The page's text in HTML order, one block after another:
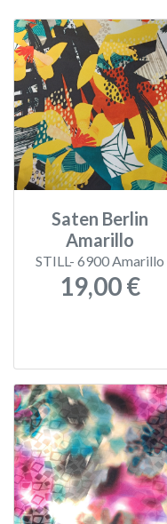
Saten Berlin
Amarillo
STILL- 6900 Amarillo
19,00 €